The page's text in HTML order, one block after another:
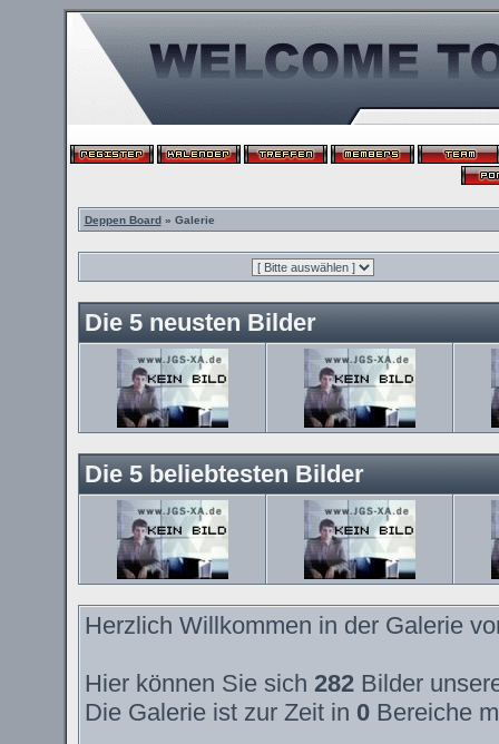
Deppen Board» Galerie
Die 5 neusten Bilder
Die 5 beliebtesten Bilder
Herzlich Willkommen in der Galerie
Hier können Sie sich 282Bilder
Die Galerie ist zur Zeit in 0Bereiche